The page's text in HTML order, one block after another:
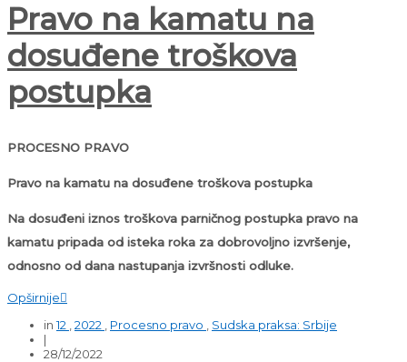
Pravo na kamatu na
dosuđene troškova
postupka
PROCESNO PRAVO
Pravo na kamatu na dosuđene troškova postupka
Na dosuđeni iznos troškova parničnog postupka pravo na
kamatu pripada od isteka roka za dobrovoljno izvršenje,
odnosno od dana nastupanja izvršnosti odluke.
Opširnije
in12 2022 Procesno pravo
Sudska praksa: Srbije
|
28/12/2022